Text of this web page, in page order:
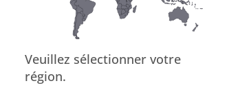
Veuillez sélectionner votre
région.